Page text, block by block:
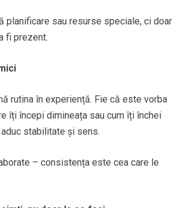
planificare sau resurse speciale, ci doar
fi prezent.
rutina în experiență. Fie că este vorba
îți începi dimineața sau cum îți închei
stabilitate și sens.
– consistența este cea care le